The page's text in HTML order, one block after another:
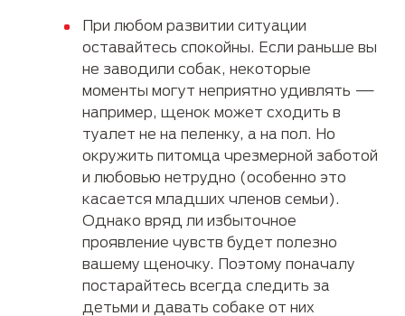
При любом развитии ситуации
оставайтесь спокойны. Если раньше вы
не заводили собак, некоторые
моменты могут неприятно удивлять —
например, щенок может сходить в
туалет не на пеленку, а на пол. Но
окружить питомца чрезмерной заботой
и любовью нетрудно (особенно это
касается младших членов семьи).
Однако вряд ли избыточное
проявление чувств будет полезно
вашему щеночку. Поэтому поначалу
постарайтесь всегда следить за
детьми и давать собаке от них